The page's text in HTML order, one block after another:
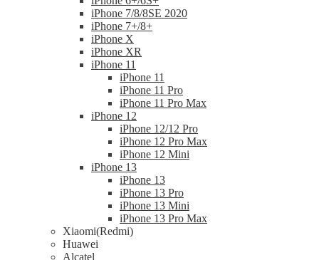
iPhone 7/8/8SE 2020
iPhone 7+/8+
iPhone X
iPhone XR
iPhone 11
iPhone 11
iPhone 11 Pro
iPhone 11 Pro Max
iPhone 12
iPhone 12/12 Pro
iPhone 12 Pro Max
iPhone 12 Mini
iPhone 13
iPhone 13
iPhone 13 Pro
iPhone 13 Mini
iPhone 13 Pro Max
Xiaomi(Redmi)
Huawei
Alcatel